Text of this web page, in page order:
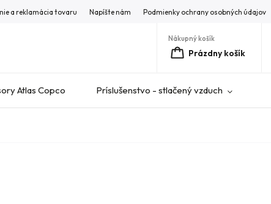
a reklamácia tovaru Napíšte nám Podmienky ochrany osobných údajov
Nákupný košík
Prázdny košík
Atlas Copco Príslušenstvo - stlačený vzduch